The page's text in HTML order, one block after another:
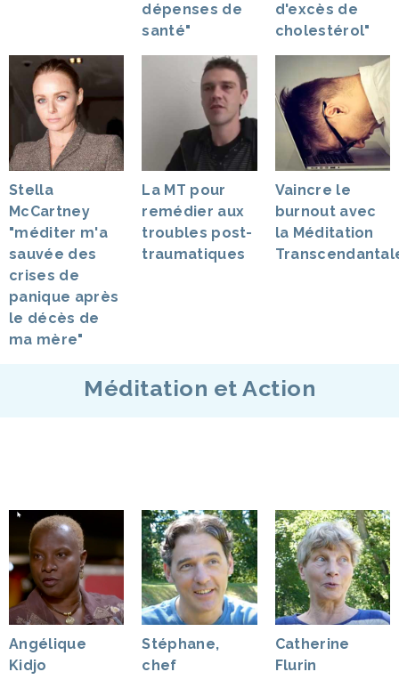
dépenses de
santé"
d'excès de
cholestérol"
Stella
McCartney
"méditer m'a
sauvée des
crises de
panique après
le décès de
ma mère"
La MT pour
remédier aux
troubles post-
traumatiques
Vaincre le
burnout avec
la Méditation
Méditation et Action
Angélique
Kidjo
Stéphane,
chef
Catherine
Flurin